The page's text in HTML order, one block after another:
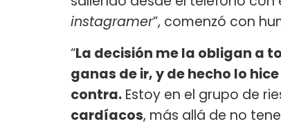
instagramer”, comenzó con
“La decisión me la obligan a
ganas de ir, y de hecho lo
contra. Estoy en el grupo de
cardíacos, más allá de no